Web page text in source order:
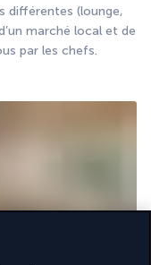
différentes (lounge,
marché local et de
par les chefs.